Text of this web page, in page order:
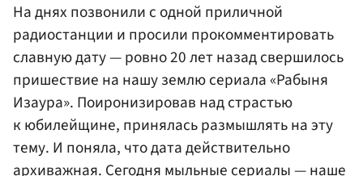
На днях позвонили с одной приличной
радиостанции и просили прокомментировать
славную дату — ровно 20 лет назад свершилось
пришествие на нашу землю сериала «Рабыня
Изаура». Поиронизировав над страстью
к юбилейщине, принялась размышлять на эту
тему. И поняла, что дата действительно
архиважная. Сегодня мыльные сериалы — наше